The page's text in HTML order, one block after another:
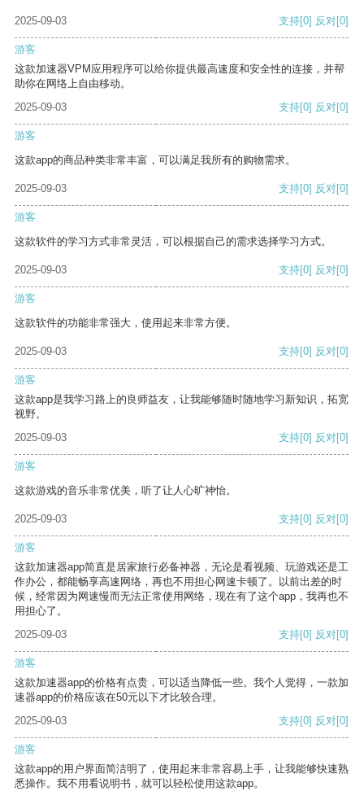
2025-09-03 支持[0] 反对[0]
游客
这款加速器VPM应用程序可以给你提供最高速度和安全性的连接，并帮
助你在网络上自由移动。
2025-09-03
支持[0] 反对[0]
游客
这款app的商品种类非常丰富，可以满足我所有的购物需求。
2025-09-03 支持[0] 反对[0]
游客
这款软件的学习方式非常灵活，可以根据自己的需求选择学习方式。
2025-09-03 支持[0] 反对[0]
游客
这款软件的功能非常强大，使用起来非常方便。
2025-09-03 支持[0] 反对[0]
游客
这款app是我学习路上的良师益友，让我能够随时随地学习新知识，拓宽
视野。
2025-09-03
支持[0] 反对[0]
游客
这款游戏的音乐非常优美，听了让人心旷神怡。
2025-09-03 支持[0] 反对[0]
游客
这款加速器app简直是居家旅行必备神器，无论是看视频、玩游戏还是工
作办公，都能畅享高速网络，再也不用担心网速卡顿了。以前出差的时
候，经常因为网速慢而无法正常使用网络，现在有了这个app，我再也不
用担心了。
2025-09-03
支持[0] 反对[0]
游客
这款加速器app的价格有点贵，可以适当降低一些。我个人觉得，一款加
速器app的价格应该在50元以下才比较合理。
2025-09-03
支持[0] 反对[0]
游客
这款app的用户界面简洁明了，使用起来非常容易上手，让我能够快速熟
悉操作。我不用看说明书，就可以轻松使用这款app。